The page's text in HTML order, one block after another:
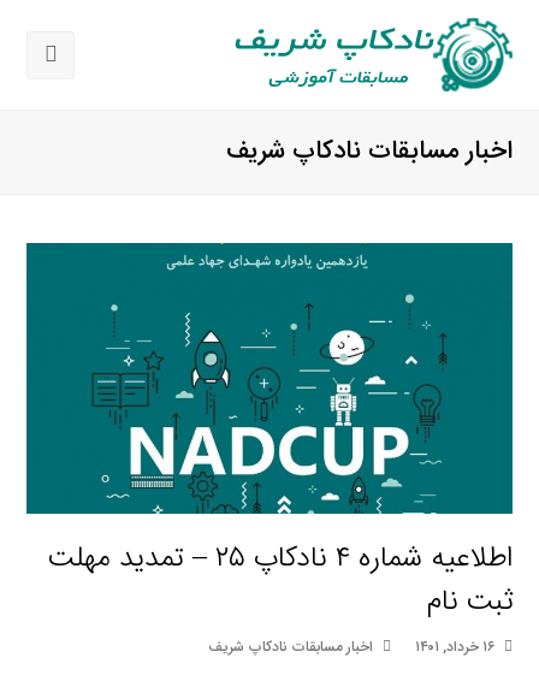
اخبار مسابقات نادکاپ شریف
اطلاعیه شماره ۴ نادکاپ ۲۵ – تمدید مهلت
ثبت نام
۱۶ خرداد, ۱۴۰۱ اخبار مسابقات نادکاپ شریف